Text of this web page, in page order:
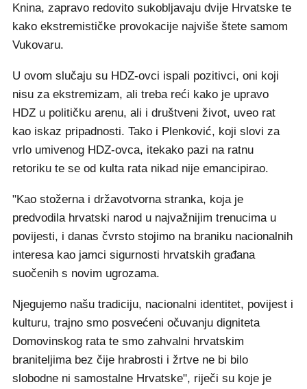
Knina, zapravo redovito sukobljavaju dvije Hrvatske te
kako ekstremističke provokacije najviše štete samom
Vukovaru.
U ovom slučaju su HDZ-ovci ispali pozitivci, oni koji
nisu za ekstremizam, ali treba reći kako je upravo
HDZ u političku arenu, ali i društveni život, uveo rat
kao iskaz pripadnosti. Tako i Plenković, koji slovi za
vrlo umivenog HDZ-ovca, itekako pazi na ratnu
retoriku te se od kulta rata nikad nije emancipirao.
"Kao stožerna i državotvorna stranka, koja je
predvodila hrvatski narod u najvažnijim trenucima u
povijesti, i danas čvrsto stojimo na braniku nacionalnih
interesa kao jamci sigurnosti hrvatskih građana
suočenih s novim ugrozama.
Njegujemo našu tradiciju, nacionalni identitet, povijest i
kulturu, trajno smo posvećeni očuvanju digniteta
Domovinskog rata te smo zahvalni hrvatskim
braniteljima bez čije hrabrosti i žrtve ne bi bilo
slobodne ni samostalne Hrvatske", riječi su koje je